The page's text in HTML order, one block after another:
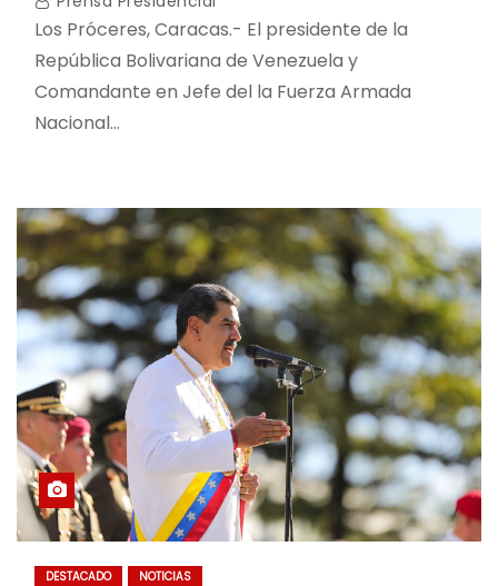
Los Próceres, Caracas.- El presidente de la
República Bolivariana de Venezuela y
Comandante en Jefe del la Fuerza Armada
Nacional…
DESTACADO NOTICIAS